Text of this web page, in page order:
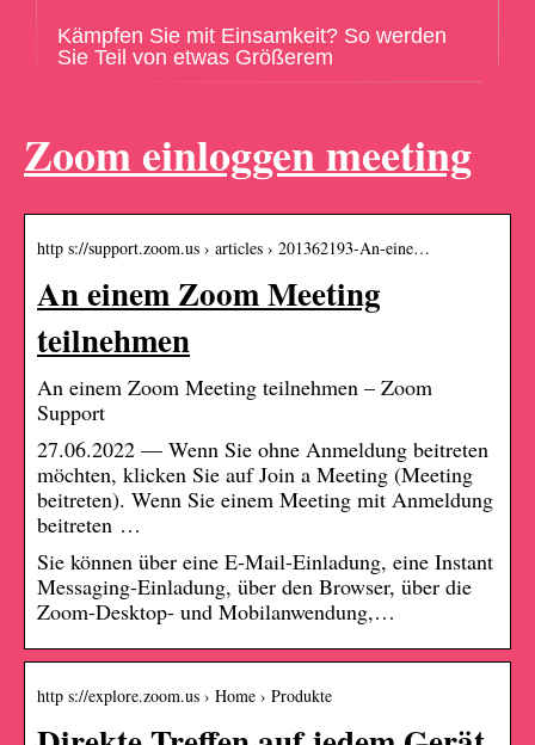
Kämpfen Sie mit Einsamkeit? So werden
Sie Teil von etwas Größerem
Zoom einloggen meeting
http s://support.zoom.us › articles › 201362193-An-eine…
An einem Zoom Meeting
teilnehmen
An einem Zoom Meeting teilnehmen – Zoom
Support
27.06.2022 — Wenn Sie ohne Anmeldung beitreten
möchten, klicken Sie auf Join a Meeting (Meeting
beitreten). Wenn Sie einem Meeting mit Anmeldung
beitreten …
Sie können über eine E-Mail-Einladung, eine Instant
Messaging-Einladung, über den Browser, über die
Zoom-Desktop- und Mobilanwendung,…
http s://explore.zoom.us › Home › Produkte